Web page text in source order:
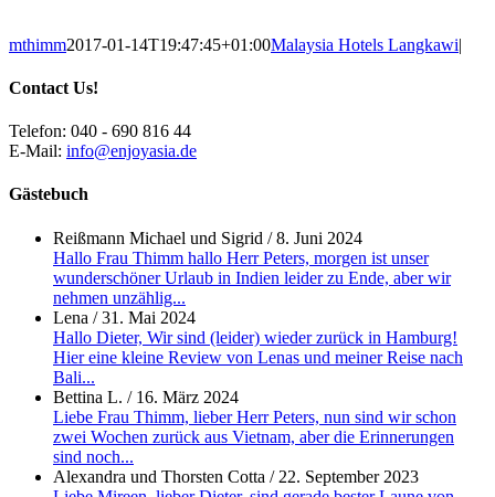
mthimm2017-01-14T19:47:45+01:00Malaysia Hotels Langkawi|
Contact Us!
Telefon: 040 - 690 816 44
E-Mail: info@enjoyasia.de
Gästebuch
Reißmann Michael und Sigrid /8. Juni 2024
Hallo Frau Thimm hallo Herr Peters, morgen ist unser
wunderschöner Urlaub in Indien leider zu Ende, aber wir
nehmen unzählig...
Lena /31. Mai 2024
Hallo Dieter, Wir sind (leider) wieder zurück in Hamburg!
Hier eine kleine Review von Lenas und meiner Reise nach
Bali...
Bettina L. / 16. März 2024
Liebe Frau Thimm, lieber Herr Peters, nun sind wir schon
zwei Wochen zurück aus Vietnam, aber die Erinnerungen
sind noch...
Alexandra und Thorsten Cotta / 22. September 2023